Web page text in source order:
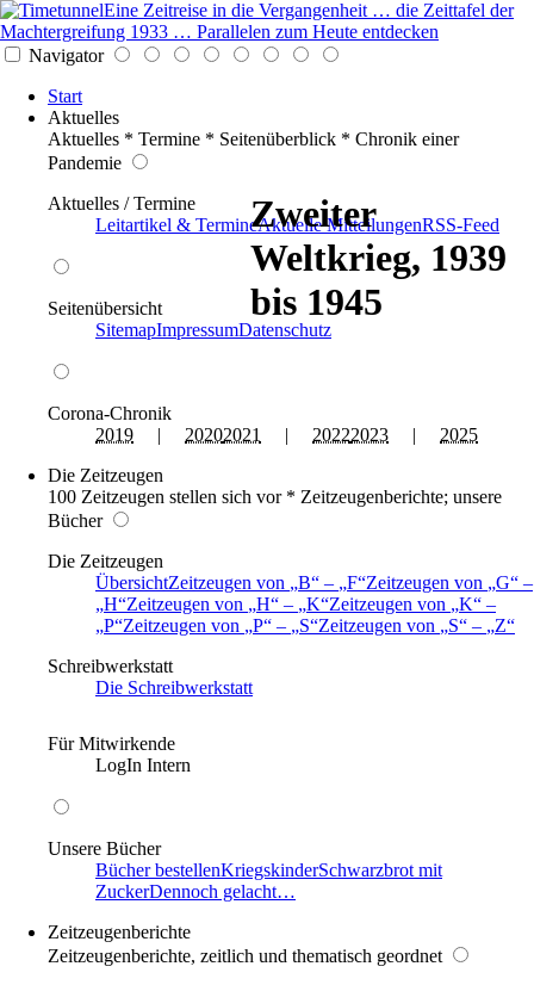
Eine Zeitreise in die Vergangenheit … die Zeittafel der
Machtergreifung 1933 … Parallelen zum Heute entdecken
Navigator
Start
Aktuelles
Aktuelles * Termine * Seitenüberblick * Chronik einer
Pandemie
Aktuelles / Termine
Leitartikel & TermineAktuelle MitteilungenRSS-Feed
Seitenübersicht
SitemapImpressumDatenschutz
Corona-Chronik
2019 | 20202021 | 20222023 | 2025
Die Zeitzeugen
100 Zeitzeugen stellen sich vor * Zeitzeugenberichte; unsere
Bücher
Die Zeitzeugen
ÜbersichtZeitzeugen von B – F Zeitzeugen von G
–
H Zeitzeugen von H – K Zeitzeugen von K
–
P Zeitzeugen von P – S Zeitzeugen von S –
Z
Schreibwerkstatt
Die Schreibwerkstatt
Für Mitwirkende
LogIn Intern
Unsere Bücher
Bücher bestellenKriegskinderSchwarzbrot mit
ZuckerDennoch gelacht…
Zeitzeugenberichte
Zeitzeugenberichte, zeitlich und thematisch geordnet
Zweiter
Weltkrieg, 1939
bis 1945